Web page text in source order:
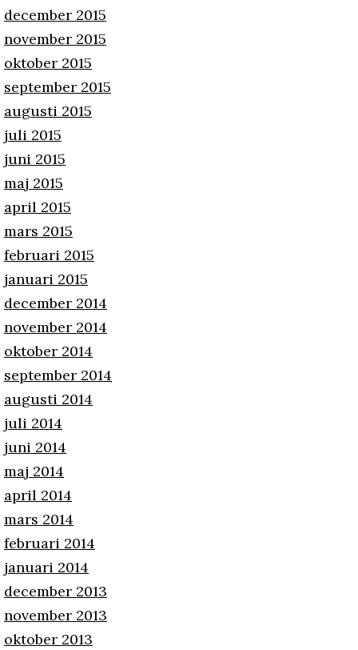
december 2015
november 2015
oktober 2015
september 2015
augusti 2015
juli 2015
juni 2015
maj 2015
april 2015
mars 2015
februari 2015
januari 2015
december 2014
november 2014
oktober 2014
september 2014
augusti 2014
juli 2014
juni 2014
maj 2014
april 2014
mars 2014
februari 2014
januari 2014
december 2013
november 2013
oktober 2013